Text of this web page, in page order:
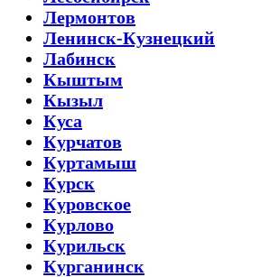
Лермонтов
Ленинск-Кузнецкий
Лабинск
Кыштым
Кызыл
Куса
Курчатов
Куртамыш
Курск
Куровское
Курлово
Курильск
Курганинск